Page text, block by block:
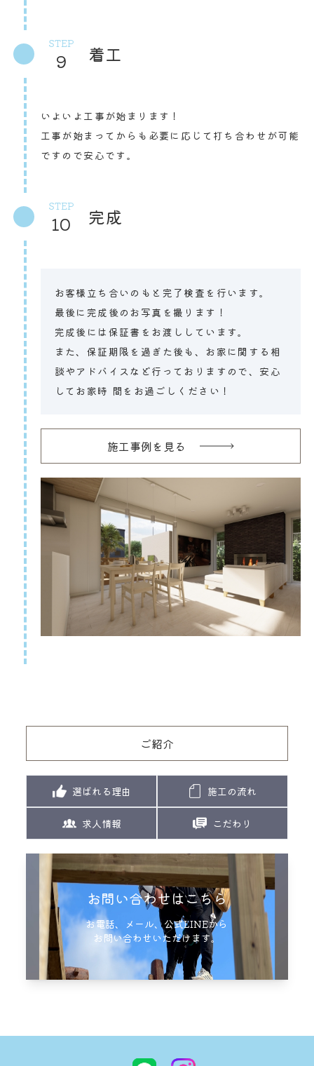
STEP
9 着工
いよいよ工事が始まります！
工事が始まってからも必要に応じて打ち合わせが可能
ですので安心です。
STEP
10 完成
お客様立ち合いのもと完了検査を行います。
最後に完成後のお写真を撮ります！
完成後には保証書をお渡ししています。
また、保証期限を過ぎた後も、お家に関する相
談やアドバイスなど行っておりますので、安心
してお家時 間をお過ごしください！
施工事例を見る
ご紹介
選ばれる理由 施工の流れ
求人情報 こだわり
お問い合わせはこちら
お電話、メール、公式LINEから
お問い合わせいただけます。